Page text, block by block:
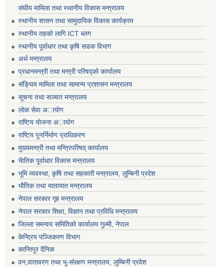
संघीय मामिला तथा स्थानीय विकास मन्त्रालय
स्थानीय शासन तथा सामुदायिक विकास कार्यक्रम
स्थानीय तहको लागि ICT ब्लग
स्थानीय पूर्वाधार तथा कृषि सडक विभाग
अर्थ मन्त्रालय
प्रधानमन्त्री तथा मन्त्री परिषद्काे कार्यालय
संङ्घिय मामिला तथा सामान्य प्रशासन मन्त्रालय
सूचना तथा सञ्चार मन्त्रालय
लाेक सेवा अायाेग
राष्टिय याेजना अायाेग
राष्टिय पुनर्निर्माण प्राधिकरण
मुख्यमन्त्री तथा मन्त्रिपरिषद् कार्यालय
भैातिक पूर्वाधार विकास मन्त्रालय
भूमि व्यवस्था, कृषि तथा सहकारी मन्त्रालय, लु्म्बिनी प्रदेश
भाैतिक तथा यातायात मन्त्रालय
नेपाल सरकार गृह मन्त्रालय
नेपाल सरकार शिक्षा, विज्ञान तथा प्रविधि मन्त्रालय
जिल्ला समन्वय समितिको कार्यालय गुल्मी, नेपाल
केन्द्रिय पञ्जिकरण विभाग
कान्तिपुर दैनिक
वन,वातावरण तथा भू-संरक्षण मन्त्रालय, लुम्बिनी प्रदेश